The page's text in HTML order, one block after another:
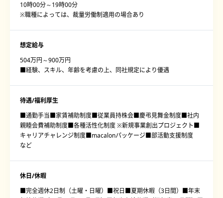
10時00分～19時00分
※職種によっては、裁量労働制適用の場合あり
想定給与
504万円～900万円
■経験、スキル、年齢を考慮の上、同社規定により優遇
待遇/福利厚生
■通勤手当■家賃補助制度■従業員持株会■慶弔見舞金制度■社内
親睦会費補助制度■各種活性化制度 ※新規事業創出プロジェクト■
キャリアチャレンジ制度■macalonパッケージ■部活動支援制度
など
休日/休暇
■完全週休2日制（土曜・日曜）■祝日■夏期休暇（3日間）■年末